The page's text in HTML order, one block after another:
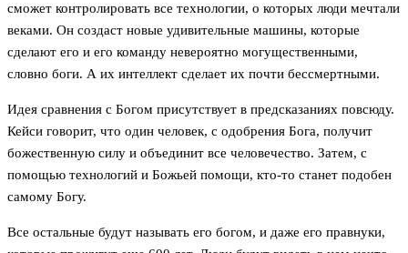
сможет контролировать все технологии, о которых люди мечтали
веками. Он создаст новые удивительные машины, которые
сделают его и его команду невероятно могущественными,
словно боги. А их интеллект сделает их почти бессмертными.
Идея сравнения с Богом присутствует в предсказаниях повсюду.
Кейси говорит, что один человек, с одобрения Бога, получит
божественную силу и объединит все человечество. Затем, с
помощью технологий и Божьей помощи, кто-то станет подобен
самому Богу.
Все остальные будут называть его богом, и даже его правнуки,